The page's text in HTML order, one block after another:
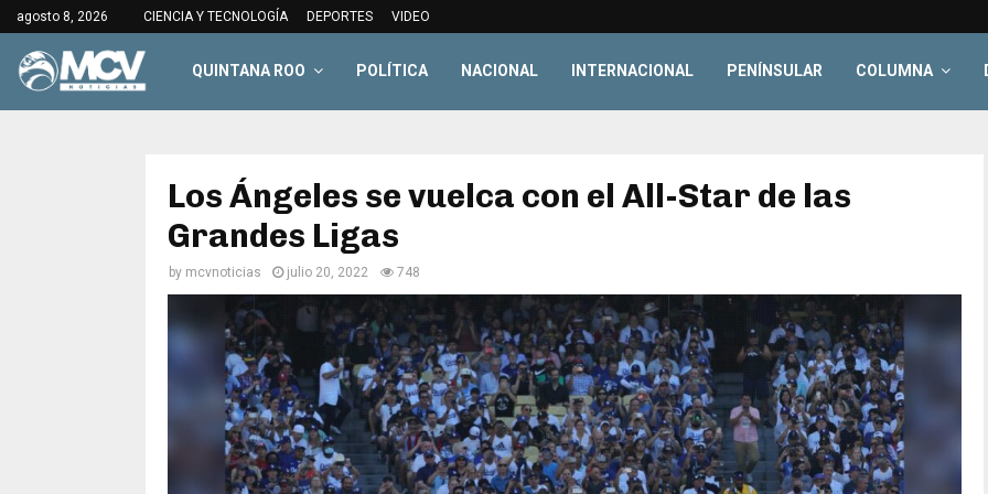
agosto 8, 2026 CIENCIA Y TECNOLOGÍA DEPORTES VIDEO
QUINTANA ROO POLÍTICA NACIONAL INTERNACIONAL PENÍNSULAR COLUMNA
Los Ángeles se vuelca con el All-Star de las
Grandes Ligas
by mcvnoticias julio 20, 2022 748